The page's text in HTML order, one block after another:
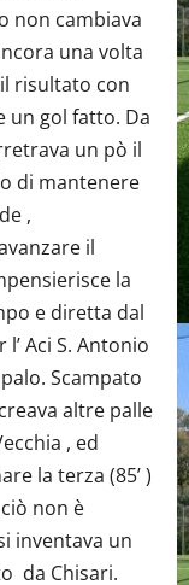
non cambiava
una volta
risultato con
un gol fatto. Da
un pò il
di mantenere
,
il
la
e diretta dal
Aci S. Antonio
Scampato
altre palle
, ed
la terza (85’ )
non è
inventava un
da Chisari.